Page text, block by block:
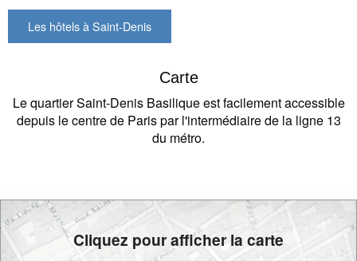
Les hôtels à Saint-Denis
Carte
Le quartier Saint-Denis Basilique est facilement accessible
depuis le centre de Paris par l'intermédiaire de la ligne 13
du métro.
Cliquez pour afficher la carte